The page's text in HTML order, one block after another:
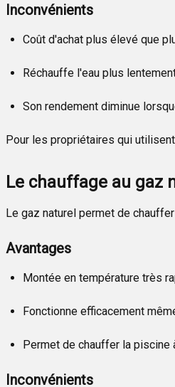
Inconvénients
Coût d'achat plus élevé que
Réchauffe l'eau plus
Son rendement diminue
Pour les propriétaires qui
Le chauffage au gaz
Le gaz naturel permet de
Avantages
Montée en température très
Fonctionne efficacement
Permet de chauffer la piscine
Inconvénients